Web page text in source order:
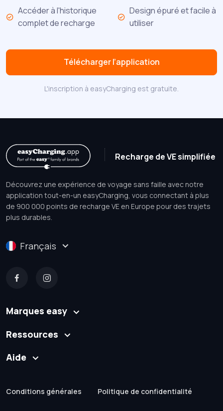
Accéder à l'historique
complet de recharge
Design épuré et facile à
utiliser
Télécharger l’application
L'inscription à easyCharging est gratuite.
Recharge de VE simplifiée
Découvrez une expérience de voyage sans faille avec notre
application tout-en-un easyCharging, vous connectant à plus
de 900 000 points de recharge VE en Europe pour des trajets
plus durables.
Français
Marques easy
Ressources
Aide
Conditions générales Politique de confidentialité